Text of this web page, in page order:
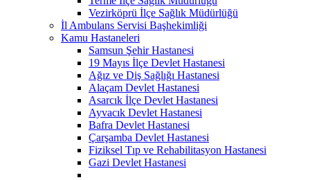
Vezirköprü İlçe Sağlık Müdürlüğü
İl Ambulans Servisi Başhekimliği
Kamu Hastaneleri
Samsun Şehir Hastanesi
19 Mayıs İlçe Devlet Hastanesi
Ağız ve Diş Sağlığı Hastanesi
Alaçam Devlet Hastanesi
Asarcık İlçe Devlet Hastanesi
Ayvacık Devlet Hastanesi
Bafra Devlet Hastanesi
Çarşamba Devlet Hastanesi
Fiziksel Tıp ve Rehabilitasyon Hastanesi
Gazi Devlet Hastanesi